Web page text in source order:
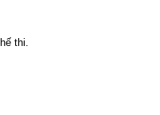
thi.